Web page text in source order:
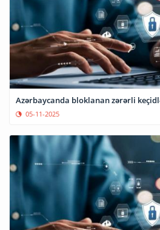
Azərbaycanda bloklanan zərərli
05-11-2025